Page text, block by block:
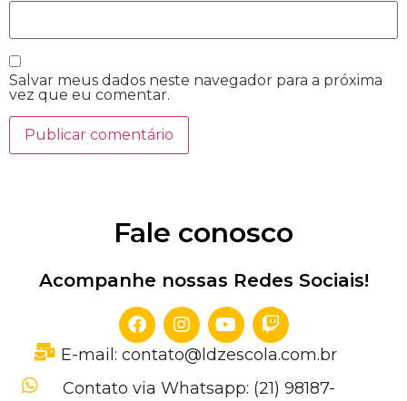
Salvar meus dados neste navegador para a próxima
vez que eu comentar.
Fale conosco
Acompanhe nossas Redes Sociais!
E-mail: contato@ldzescola.com.br
Contato via Whatsapp: (21) 98187-